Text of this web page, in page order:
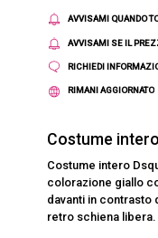
AVVISAMI QUANDO
AVVISAMI SE IL
RICHIEDI
RIMANI AGGIORNATO
Costume
Costume intero
colorazione giallo
davanti in
retro schiena libera.